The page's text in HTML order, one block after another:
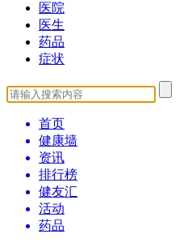
医院
医生
药品
症状
首页
健康墙
资讯
排行榜
健友汇
活动
药品